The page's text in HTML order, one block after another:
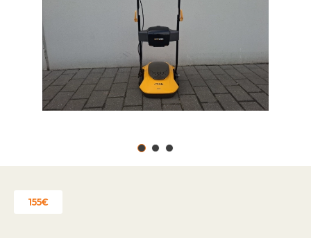
Marques
Contact
Réclamation garantie
Autorisation d'établissement
Politique de confidentialité
Contact
155€